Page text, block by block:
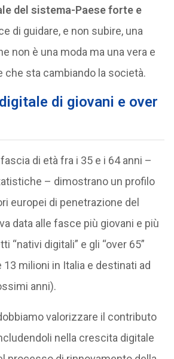
del sistema-Paese forte e
di guidare, e non subire, una
non è una moda ma una vera e
che sta cambiando la società.
di giovani e over
di età fra i 35 e i 64 anni –
– dimostrano un profilo
europei di penetrazione del
data alle fasce più giovani e più
“nativi digitali” e gli “over 65”
milioni in Italia e destinati ad
anni).
valorizzare il contributo
nella crescita digitale